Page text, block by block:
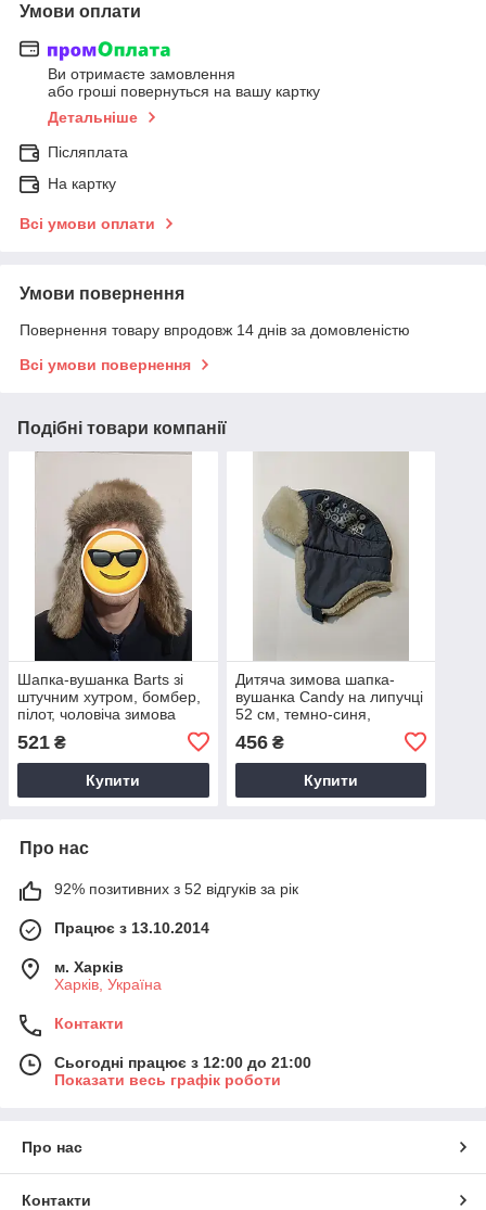
Умови оплати
Ви отримаєте замовлення
або гроші повернуться на вашу картку
Детальніше
Післяплата
На картку
Всі умови оплати
Умови повернення
Повернення товару впродовж 14 днів за домовленістю
Всі умови повернення
Подібні товари компанії
Шапка-вушанка Barts зі
штучним хутром, бомбер,
пілот, чоловіча зимова
521 ₴
Купити
Дитяча зимова шапка-
вушанка Candy на липучці
52 см, темно-синя,
456₴
Купити
Про нас
92% позитивних з 52 відгуків за рік
Працює з 13.10.2014
м. Харків
Харків, Україна
Контакти
Сьогодні працює з 12:00 до 21:00
Показати весь графік роботи
Про нас
Контакти